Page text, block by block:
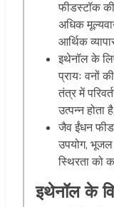
फीडस्टॉक
अधिक
आर्थिक
इथेनॉल के
प्रायः वनों
तंत्र में
उत्पन्न होता
जैव ईंधन
उपयोग, भूजल
स्थिरता को
इथेनॉल के